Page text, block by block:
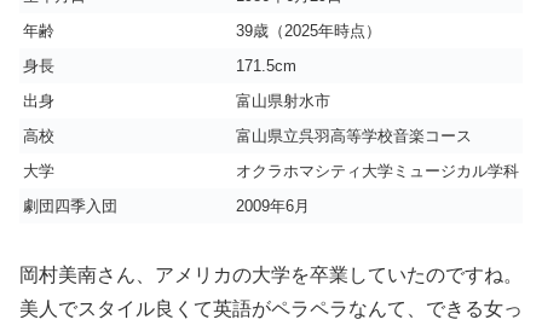
年齢
39歳（2025年時点）
身長
171.5cm
出身
富山県射水市
高校
富山県立呉羽高等学校音楽コース
大学
オクラホマシティ大学ミュージカル学科
劇団四季入団
2009年6月
岡村美南さん、アメリカの大学を卒業していたのですね。
美人でスタイル良くて英語がペラペラなんて、できる女っ